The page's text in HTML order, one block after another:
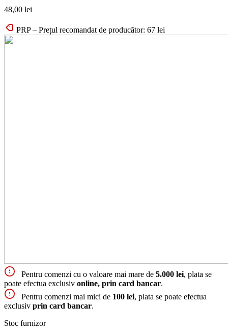
48,00 lei
PRP – Prețul recomandat de producător: 67 lei
Pentru comenzi cu o valoare mai mare de 5.000 lei, plata se
poate efectua exclusiv online, prin card bancar.
Pentru comenzi mai mici de 100 lei, plata se poate efectua
exclusiv prin card bancar.
Stoc furnizor